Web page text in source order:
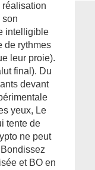
réalisation
son
intelligible
de rythmes
leur proie).
final). Du
devant
yeux, Le
tente de
ne peut
et BO en